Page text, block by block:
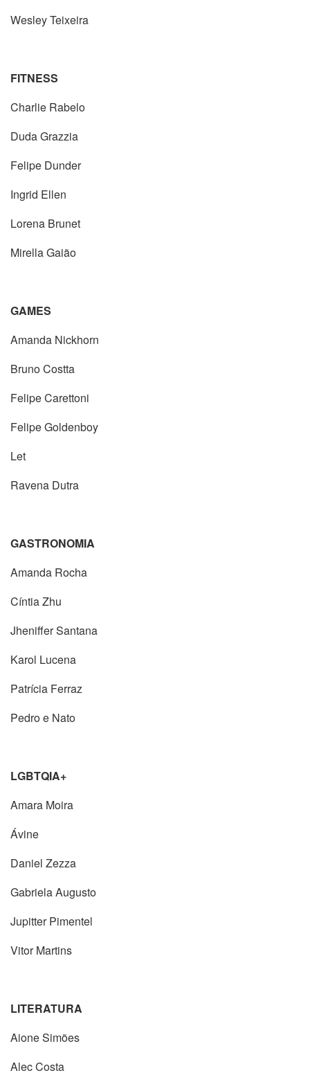
Wesley Teixeira
FITNESS
Charlie Rabelo
Duda Grazzia
Felipe Dunder
Ingrid Ellen
Lorena Brunet
Mirella Gaião
GAMES
Amanda Nickhorn
Bruno Costta
Felipe Carettoni
Felipe Goldenboy
Let
Ravena Dutra
GASTRONOMIA
Amanda Rocha
Cíntia Zhu
Jheniffer Santana
Karol Lucena
Patrícia Ferraz
Pedro e Nato
LGBTQIA+
Amara Moira
Ávine
Daniel Zezza
Gabriela Augusto
Jupitter Pimentel
Vitor Martins
LITERATURA
Aione Simões
Alec Costa